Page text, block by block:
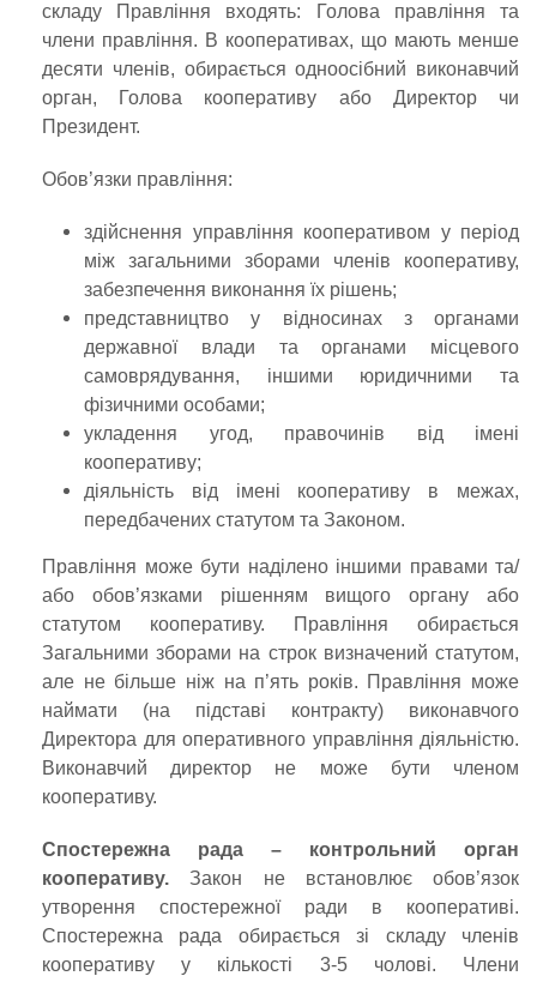
складу Правління входять: Голова правління та
члени правління. В кооперативах, що мають менше
десяти членів, обирається одноосібний виконавчий
орган, Голова кооперативу або Директор чи
Президент.
Обов’язки правління:
здійснення управління кооперативом у період
між загальними зборами членів кооперативу,
забезпечення виконання їх рішень;
представництво у відносинах з органами
державної влади та органами місцевого
самоврядування, іншими юридичними та
фізичними особами;
укладення угод, правочинів від імені
кооперативу;
діяльність від імені кооперативу в межах,
передбачених статутом та Законом.
Правління може бути наділено іншими правами та/
або обов’язками рішенням вищого органу або
статутом кооперативу. Правління обирається
Загальними зборами на строк визначений статутом,
але не більше ніж на п’ять років. Правління може
наймати (на підставі контракту) виконавчого
Директора для оперативного управління діяльністю.
Виконавчий директор не може бути членом
кооперативу.
Спостережна рада – контрольний орган
кооперативу. Закон не встановлює обов’язок
утворення спостережної ради в кооперативі.
Спостережна рада обирається зі складу членів
кооперативу у кількості 3-5 чолові. Члени